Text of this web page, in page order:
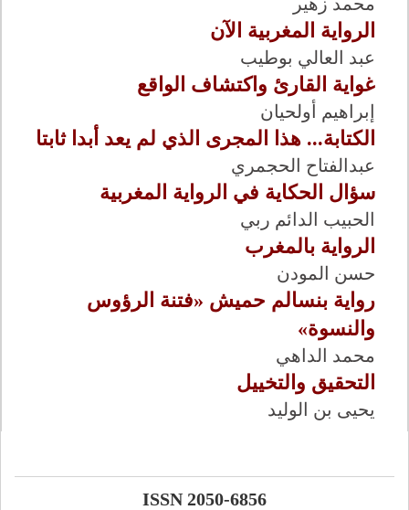
الرواية المغربية الآن
عبد العالي بوطيب
غواية القارئ واكتشاف الواقع
إبراهيم أولحيان
الكتابة... هذا المجرى الذي لم يعد أبدا ثابتا
عبدالفتاح الحجمري
سؤال الحكاية في الرواية المغربية
الحبيب الدائم ربي
الرواية بالمغرب
حسن المودن
رواية بنسالم حميش «فتنة الرؤوس
والنسوة»
محمد الداهي
التحقيق والتخييل
يحيى بن الوليد
ISSN 2050-6856